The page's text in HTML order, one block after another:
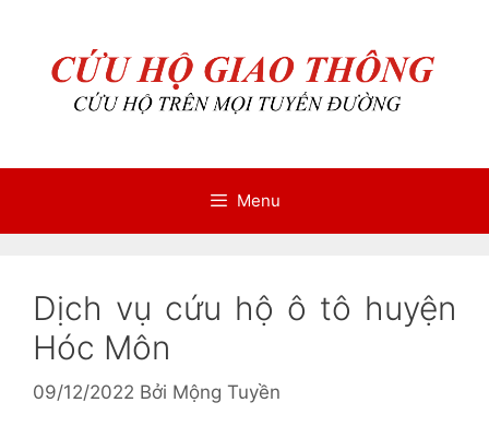
Menu
Dịch vụ cứu hộ ô tô huyện
Hóc Môn
09/12/2022 Bởi Mộng Tuyền